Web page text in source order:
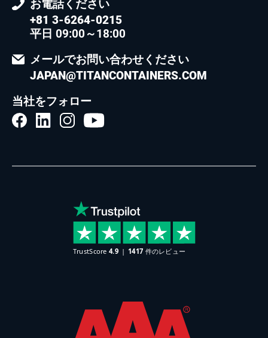
お電話ください
+81 3-6264-0215
平日 09:00～18:00
メールでお問い合わせください
JAPAN@TITANCONTAINERS.COM
当社をフォロー